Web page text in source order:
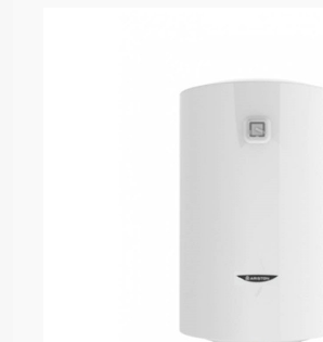
DE CONDENSAÇÃO DE ALTA